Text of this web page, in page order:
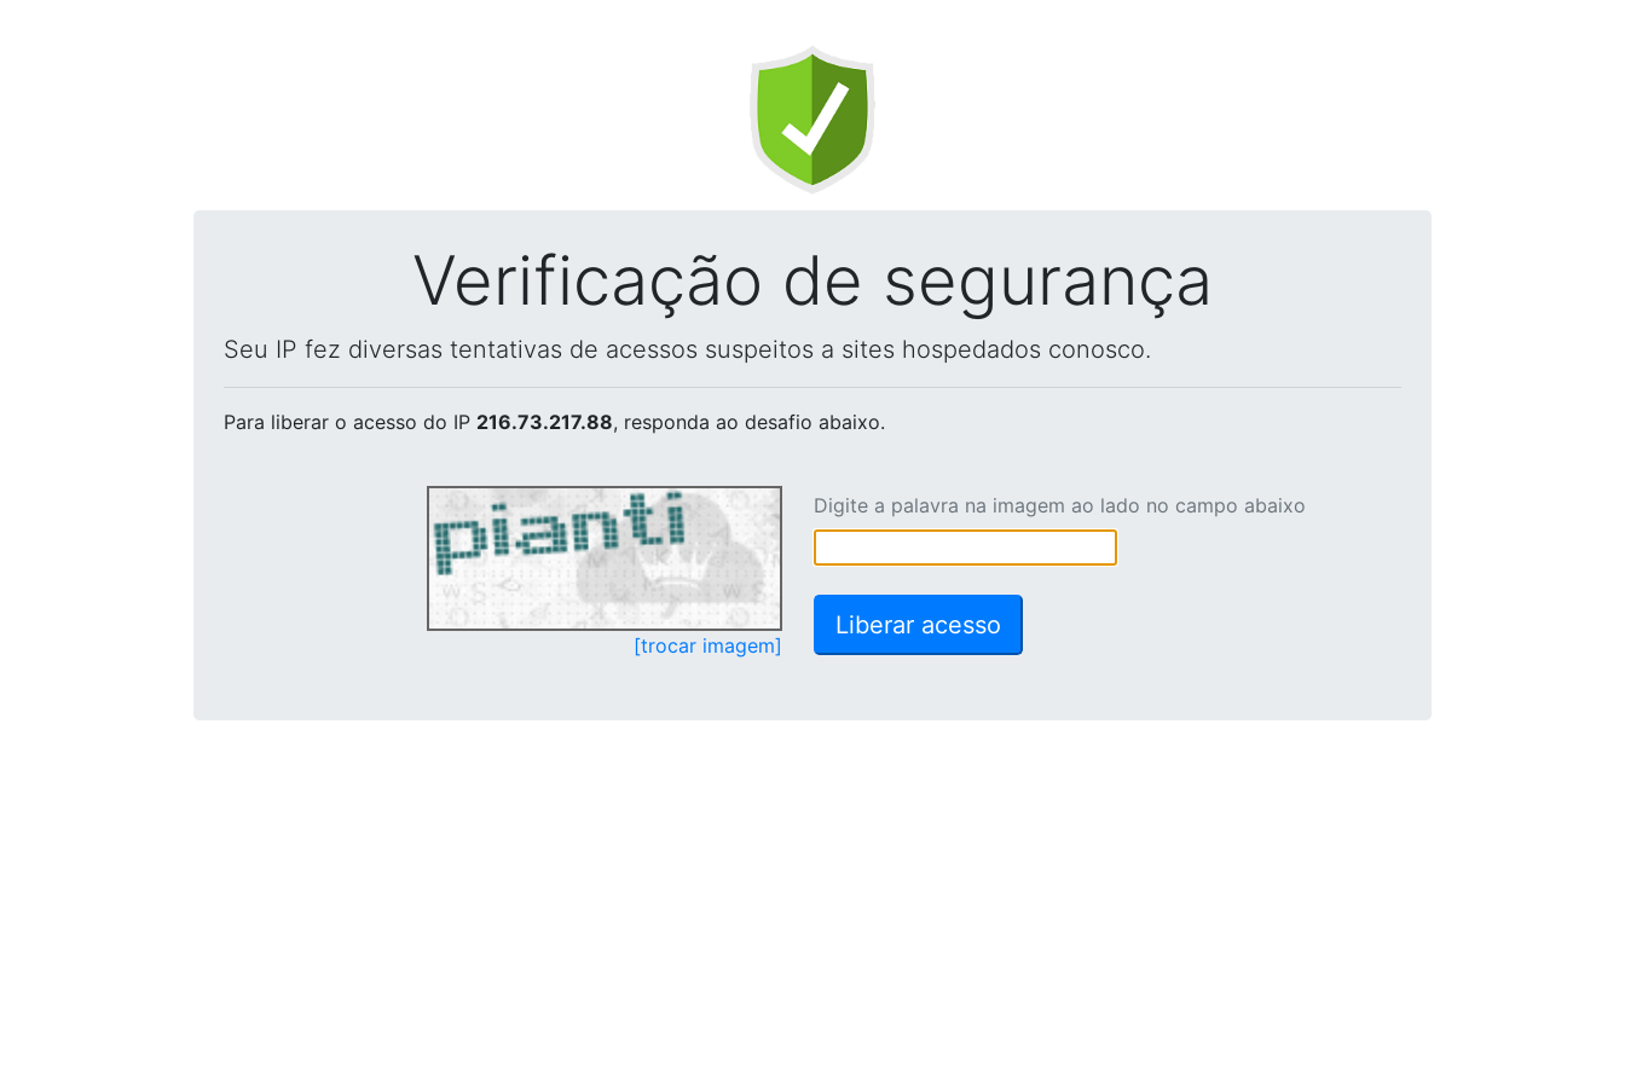
Verificação de segurança
Seu IP fez diversas tentativas de acessos suspeitos a sites hospedados conosco.
Para liberar o acesso do IP 216.73.217.88, responda ao desafio abaixo.
[trocar imagem]
Digite a palavra na imagem ao lado no campo abaixo